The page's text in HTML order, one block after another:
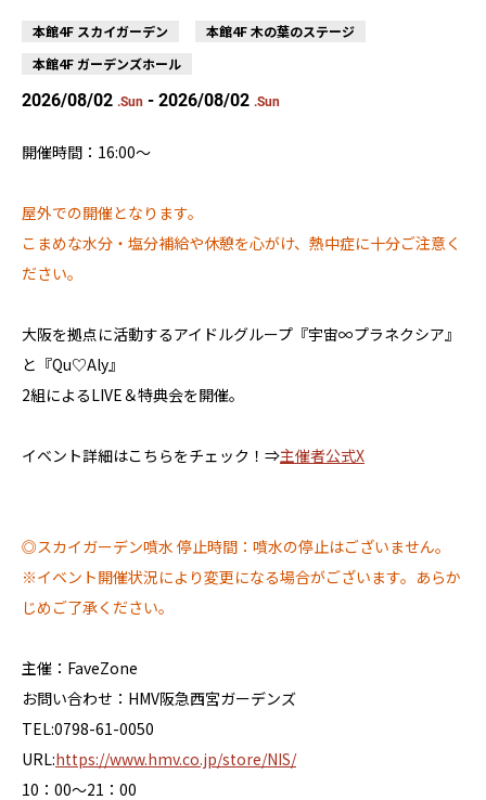
本館4F スカイガーデン
本館4F 木の葉のステージ
本館4F ガーデンズホール
2026/08/02 .Sun - 2026/08/02 .Sun
開催時間：16:00～
屋外での開催となります。
こまめな水分・塩分補給や休憩を心がけ、熱中症に十分ご注意く
ださい。
大阪を拠点に活動するアイドルグループ『宇宙∞プラネクシア』
と『Qu♡Aly』
2組によるLIVE＆特典会を開催。
イベント詳細はこちらをチェック！⇒主催者公式X
◎スカイガーデン噴水 停止時間：噴水の停止はございません。
※イベント開催状況により変更になる場合がございます。あらか
じめご了承ください。
主催：FaveZone
お問い合わせ：HMV阪急西宮ガーデンズ
TEL:0798-61-0050
URL:https://www.hmv.co.jp/store/NIS/
10：00〜21：00